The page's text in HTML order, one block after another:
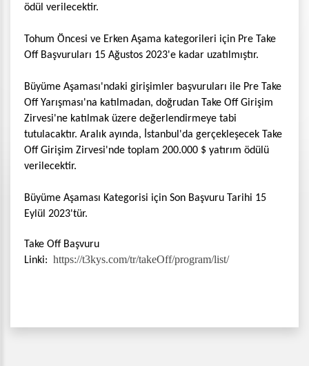
ödül verilecektir.
Tohum Öncesi ve Erken Aşama kategorileri için Pre Take
Off Başvuruları 15 Ağustos 2023'e kadar uzatılmıştır.
Büyüme Aşaması'ndaki girişimler başvuruları ile Pre Take
Off Yarışması'na katılmadan, doğrudan Take Off Girişim
Zirvesi'ne katılmak üzere değerlendirmeye tabi
tutulacaktır. Aralık ayında, İstanbul'da gerçekleşecek Take
Off Girişim Zirvesi'nde toplam 200.000 $ yatırım ödülü
verilecektir.
Büyüme Aşaması Kategorisi için Son Başvuru Tarihi 15
Eylül 2023'tür.
Take Off Başvuru
Linki: https://t3kys.com/tr/takeOff/program/list/